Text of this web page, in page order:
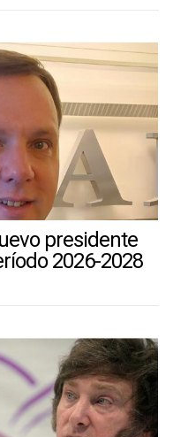
presidente
2026-2028